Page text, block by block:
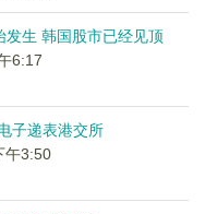
发生 韩国股市已经见顶
6:17
子递表港交所
午3:50